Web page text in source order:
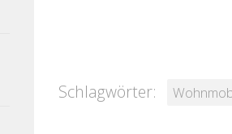
Schlagwörter: